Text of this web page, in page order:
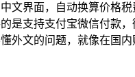
文界面，自动换算价格
是支持支付宝微信付款
外文的问题，就像在国内